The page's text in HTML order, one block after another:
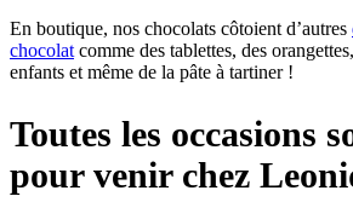
En boutique, nos chocolats côtoient d’autres
chocolat comme des tablettes, des
enfants et même de la pâte à tartiner !
Toutes les occasions
pour venir chez